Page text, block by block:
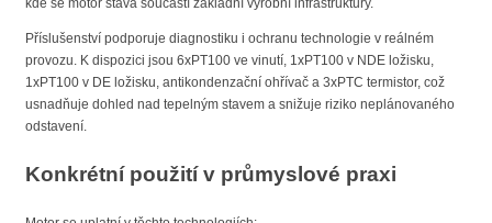
Příslušenství podporuje diagnostiku i ochranu technologie v reálném
provozu. K dispozici jsou 6xPT100 ve vinutí, 1xPT100 v NDE ložisku,
1xPT100 v DE ložisku, antikondenzační ohřívač a 3xPTC termistor, což
usnadňuje dohled nad tepelným stavem a snižuje riziko neplánovaného
odstavení.
Konkrétní použití v průmyslové praxi